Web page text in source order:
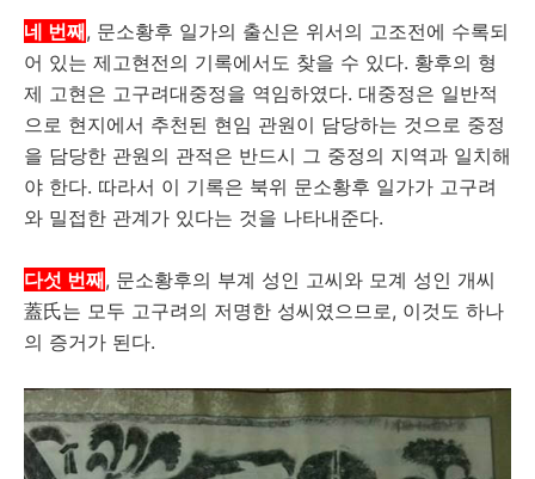
네 번째, 문소황후 일가의 출신은 위서의 고조전에 수록되
어 있는 제고현전의 기록에서도 찾을 수 있다. 황후의 형
제 고현은 고구려대중정을 역임하였다. 대중정은 일반적
으로 현지에서 추천된 현임 관원이 담당하는 것으로 중정
을 담당한 관원의 관적은 반드시 그 중정의 지역과 일치해
야 한다. 따라서 이 기록은 북위 문소황후 일가가 고구려
와 밀접한 관계가 있다는 것을 나타내준다.
다섯 번째, 문소황후의 부계 성인 고씨와 모계 성인 개씨
蓋氏는 모두 고구려의 저명한 성씨였으므로, 이것도 하나
의 증거가 된다.